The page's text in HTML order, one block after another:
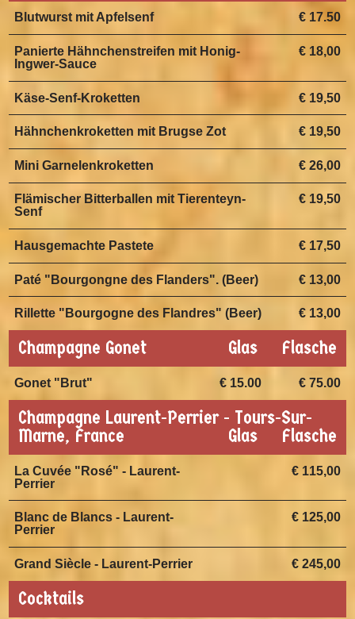
€ 17.50
Blutwurst mit Apfelsenf
€ 18,00
Panierte Hähnchenstreifen mit Honig-
Ingwer-Sauce
€ 19,50
Käse-Senf-Kroketten
€ 19,50
Hähnchenkroketten mit Brugse Zot
€ 26,00
Mini Garnelenkroketten
€ 19,50
Flämischer Bitterballen mit Tierenteyn-
Senf
€ 17,50
Hausgemachte Pastete
€ 13,00
Paté "Bourgongne des Flanders". (Beer)
€ 13,00
Rillette "Bourgogne des Flandres" (Beer)
Champagne Gonet Flasche
Glas
€ 75.00
€ 15.00
Gonet "Brut"
Champagne Laurent-Perrier - Tours-Sur-
Marne, France
Flasche
Glas
€ 115,00
La Cuvée "Rosé" - Laurent-
Perrier
€ 125,00
Blanc de Blancs - Laurent-
Perrier
€ 245,00
Grand Siècle - Laurent-Perrier
Cocktails